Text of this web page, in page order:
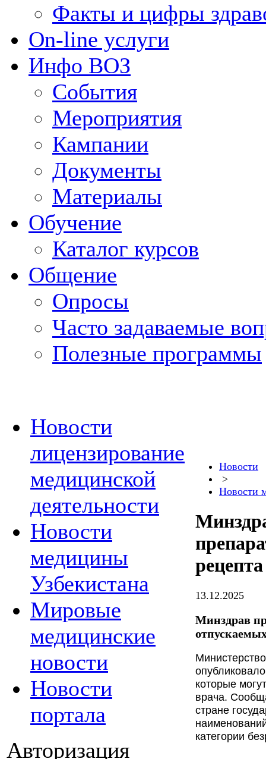
Факты и цифры
On-line услуги
Инфо ВОЗ
События
Мероприятия
Кампании
Документы
Материалы
Обучение
Каталог курсов
Общение
Опросы
Часто задаваемые
Полезные программы
Новости
лицензирование
медицинской
деятельности
Новости
медицины
Узбекистана
Мировые
медицинские
новости
Новости
портала
Авторизация
Новости
>
Новости
рецепта
13.12.2025
Минздрав
которые
врача.
стране
категории